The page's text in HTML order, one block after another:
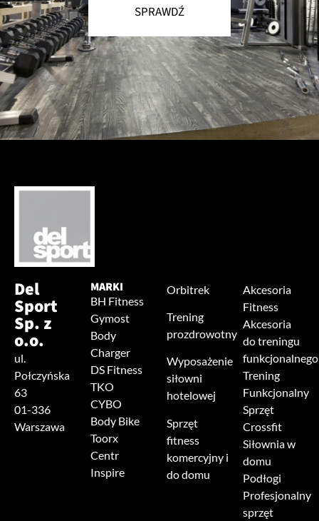
SPRAWDŹ
Del
Sport
Sp. z
o.o.
ul.
Połczyńska
63
01-336
Warszawa
MARKI
BH Fitness
Gymost
Body
Charger
DS Fitness
TKO
CYBO
Body Bike
Toorx
Centr
Inspire
Orbitrek
Trening
prozdrowotny
Wyposażenie
siłowni
hotelowej
Sprzęt
fitness
komercyjny i
do domu
Akcesoria
Fitness
Akcesoria
do treningu
funkcjonalnego
Trening
Funkcjonalny
Sprzęt
Crossfit
Siłownia w
domu
Podłogi
Profesjonalny
sprzęt